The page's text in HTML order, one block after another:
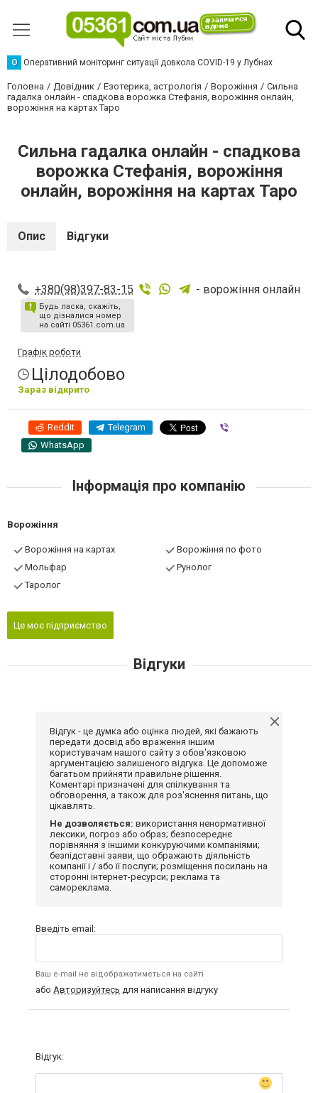
О Оперативний моніторинг ситуації довкола COVID-19 у Лубнах
Головна Довідник Езотерика, астрологія Ворожіння
Сильна
гадалка онлайн - спадкова ворожка Стефанія, ворожіння онлайн,
ворожіння на картах Таро
Сильна гадалка онлайн - спадкова
ворожка Стефанія, ворожіння
онлайн, ворожіння на картах Таро
Опис Відгуки
+380(98)397-83-15 - ворожіння онлайн
Будь ласка, скажіть,
що дізналися номер
на сайті 05361.com.ua
Графік роботи
Цілодобово
Зараз відкрито
Reddit Telegram
WhatsApp
Інформація про компанію
Ворожіння
Ворожіння на картах
Ворожіння по фото
Мольфар
Рунолог
Таролог
Це моє підприємство
Відгуки
Відгук - це думка або оцінка людей, які бажають
передати досвід або враження іншим
користувачам нашого сайту з обов'язковою
аргументацією залишеного відгука. Це допоможе
багатьом прийняти правильне рішення.
Коментарі призначені для спілкування та
обговорення, а також для роз'яснення питань, що
цікавлять.
Не дозволяється: використання ненормативної
лексики, погроз або образ; безпосереднє
порівняння з іншими конкуруючими компаніями;
безпідставні заяви, що ображають діяльність
компанії і / або її послуги; розміщення посилань на
сторонні інтернет-ресурси; реклама та
самореклама.
Введіть email:
Ваш e-mail не відображатиметься на сайті
або Авторизуйтесь для написання відгуку
Відгук: